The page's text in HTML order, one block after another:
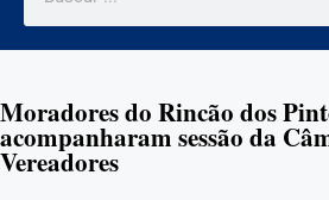
Moradores do Rincão dos
acompanharam sessão da
Vereadores